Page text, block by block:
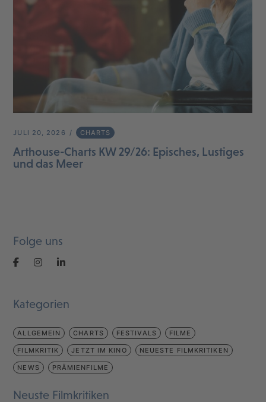
JULI 20, 2026 CHARTS
Arthouse-Charts KW 29/26: Episches, Lustiges
und das Meer
Folge uns
Kategorien
ALLGEMEIN CHARTS FESTIVALS FILME
FILMKRITIK JETZT IM KINO NEUESTE FILMKRITIKEN
NEWS PRÄMIENFILME
Neuste Filmkritiken